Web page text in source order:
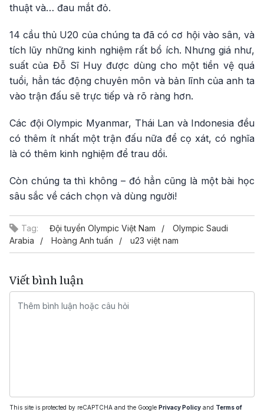
thuật và… đau mắt đỏ.
14 cầu thủ U20 của chúng ta đã có cơ hội vào sân, và
tích lũy những kinh nghiệm rất bổ ích. Nhưng giá như,
suất của Đỗ Sĩ Huy được dùng cho một tiền vệ quá
tuổi, hẳn tác động chuyên môn và bản lĩnh của anh ta
vào trận đấu sẽ trực tiếp và rõ ràng hơn.
Các đội Olympic Myanmar, Thái Lan và Indonesia đều
có thêm ít nhất một trận đấu nữa để cọ xát, có nghĩa
là có thêm kinh nghiệm để trau dồi.
Còn chúng ta thì không – đó hẳn cũng là một bài học
sâu sắc về cách chọn và dùng người!
Tag: Đội tuyển Olympic Việt Nam
Olympic Saudi
Arabia
Hoàng Anh tuấn u23 việt nam
Viết bình luận
This site is protected by reCAPTCHA and the Google Privacy Policy and Terms of